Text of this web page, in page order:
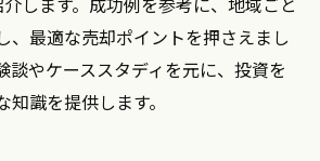
、最適な売却ポイントを押さえまし
談やケーススタディを元に、投資を
識を提供します。